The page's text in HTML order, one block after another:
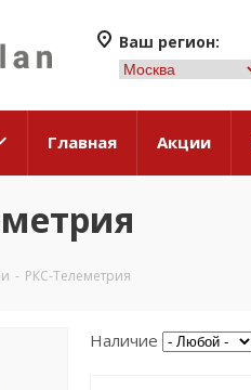
Ваш регион:
Главная Акции
- РКС-Телеметрия
Наличие